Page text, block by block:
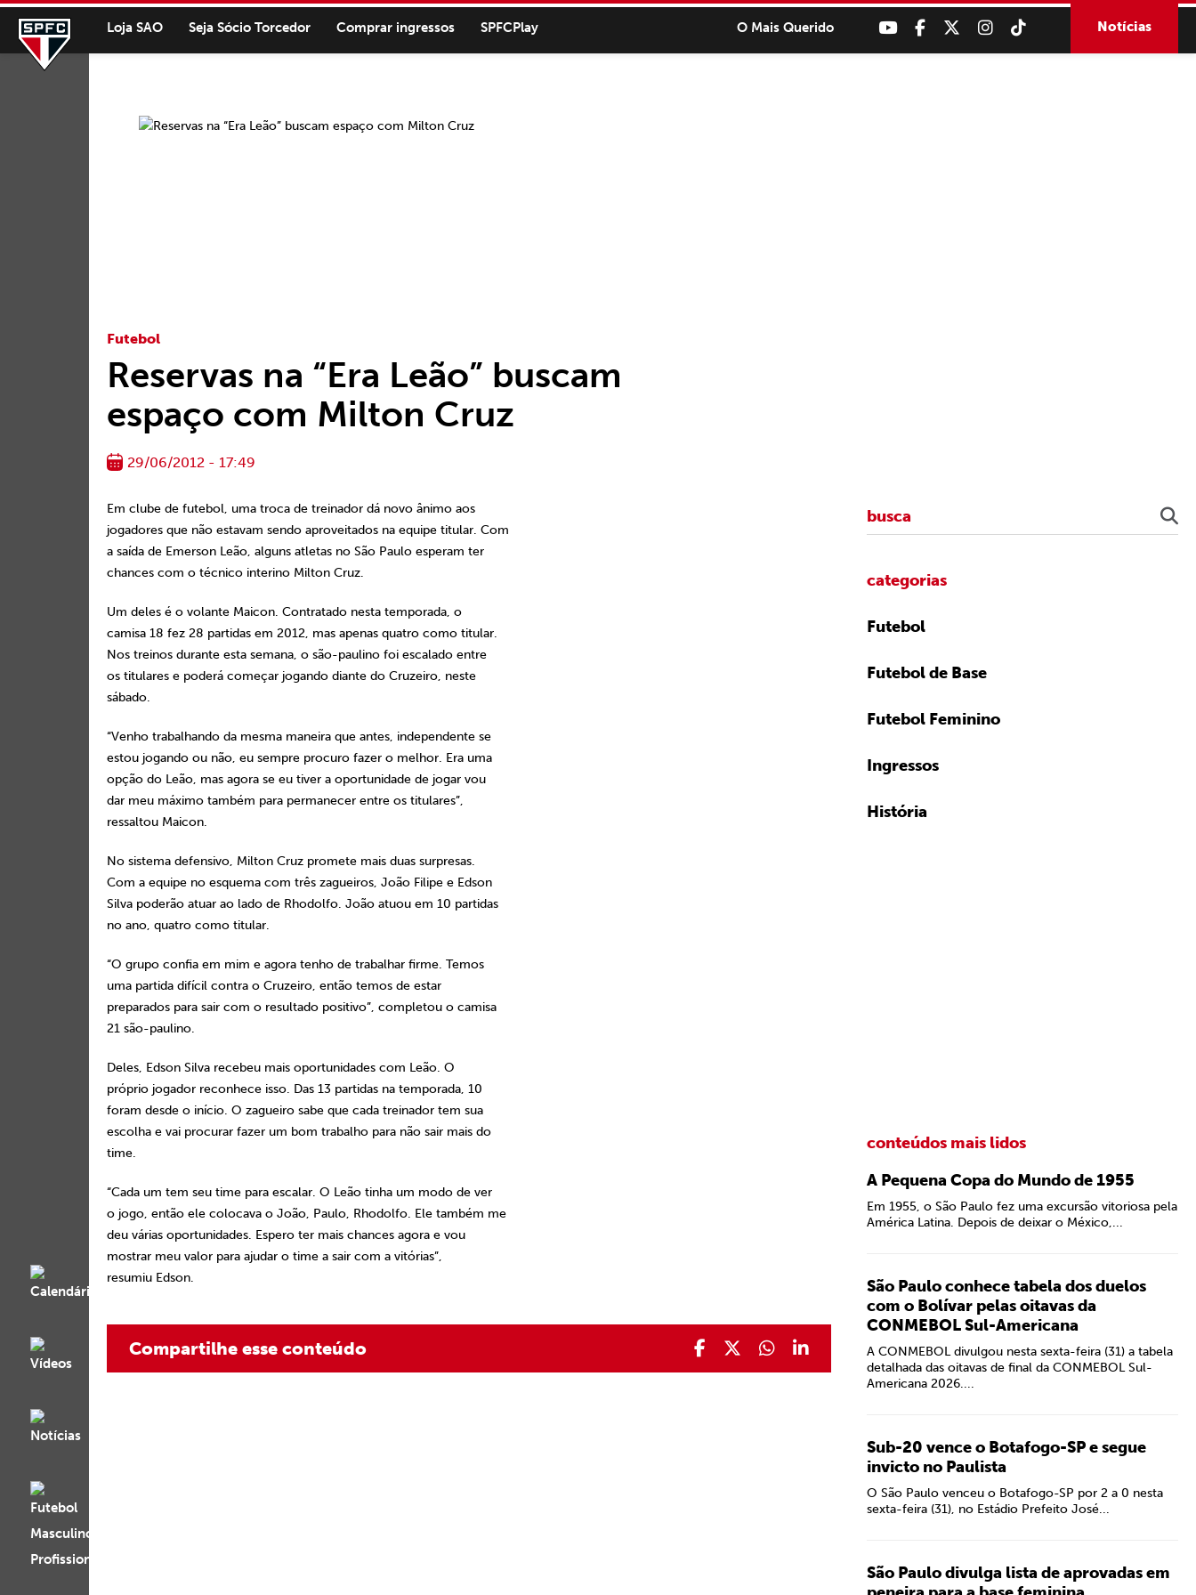
Loja SAO Seja Sócio Torcedor Comprar ingressos SPFCPlay O Mais Querido Notícias
Futebol
Reservas na “Era Leão” buscam
espaço com Milton Cruz
29/06/2012 - 17:49
Em clube de futebol, uma troca de treinador dá novo ânimo aos
jogadores que não estavam sendo aproveitados na equipe titular. Com
a saída de Emerson Leão, alguns atletas no São Paulo esperam ter
chances com o técnico interino Milton Cruz.
Um deles é o volante Maicon. Contratado nesta temporada, o
camisa 18 fez 28 partidas em 2012, mas apenas quatro como titular.
Nos treinos durante esta semana, o são-paulino foi escalado entre
os titulares e poderá começar jogando diante do Cruzeiro, neste
sábado.
“Venho trabalhando da mesma maneira que antes, independente se
estou jogando ou não, eu sempre procuro fazer o melhor. Era uma
opção do Leão, mas agora se eu tiver a oportunidade de jogar vou
dar meu máximo também para permanecer entre os titulares”,
ressaltou Maicon.
No sistema defensivo, Milton Cruz promete mais duas surpresas.
Com a equipe no esquema com três zagueiros, João Filipe e Edson
Silva poderão atuar ao lado de Rhodolfo. João atuou em 10 partidas
no ano, quatro como titular.
“O grupo confia em mim e agora tenho de trabalhar firme. Temos
uma partida difícil contra o Cruzeiro, então temos de estar
preparados para sair com o resultado positivo”, completou o camisa
21 são-paulino.
Deles, Edson Silva recebeu mais oportunidades com Leão. O
próprio jogador reconhece isso. Das 13 partidas na temporada, 10
foram desde o início. O zagueiro sabe que cada treinador tem sua
escolha e vai procurar fazer um bom trabalho para não sair mais do
time.
“Cada um tem seu time para escalar. O Leão tinha um modo de ver
o jogo, então ele colocava o João, Paulo, Rhodolfo. Ele também me
deu várias oportunidades. Espero ter mais chances agora e vou
mostrar meu valor para ajudar o time a sair com a vitórias”,
resumiu Edson.
Compartilhe esse conteúdo
categorias
Futebol
Futebol de Base
Futebol Feminino
Ingressos
História
conteúdos mais lidos
A Pequena Copa do Mundo de 1955
Em 1955, o São Paulo fez uma excursão vitoriosa pela
América Latina. Depois de deixar o México,...
São Paulo conhece tabela dos duelos
com o Bolívar pelas oitavas da
CONMEBOL Sul-Americana
A CONMEBOL divulgou nesta sexta-feira (31) a tabela
detalhada das oitavas de final da CONMEBOL Sul-
Americana 2026....
Sub-20 vence o Botafogo-SP e segue
invicto no Paulista
O São Paulo venceu o Botafogo-SP por 2 a 0 nesta
sexta-feira (31), no Estádio Prefeito José...
São Paulo divulga lista de aprovadas em